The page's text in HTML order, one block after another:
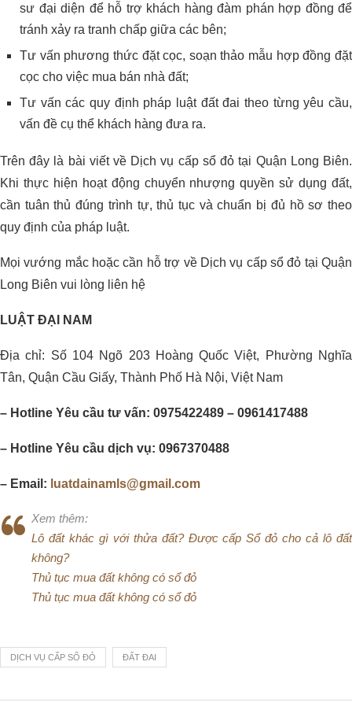
sư đại diện để hỗ trợ khách hàng đàm phán hợp đồng để
tránh xảy ra tranh chấp giữa các bên;
Tư vấn phương thức đặt cọc, soạn thảo mẫu hợp đồng đặt
cọc cho việc mua bán nhà đất;
Tư vấn các quy định pháp luật đất đai theo từng yêu cầu,
vấn đề cụ thể khách hàng đưa ra.
Trên đây là bài viết về Dịch vụ cấp sổ đỏ tại Quận Long Biên.
Khi thực hiện hoạt động chuyển nhượng quyền sử dụng đất,
cần tuân thủ đúng trình tự, thủ tục và chuẩn bị đủ hồ sơ theo
quy định của pháp luật.
Mọi vướng mắc hoặc cần hỗ trợ về Dịch vụ cấp sổ đỏ tại Quận
Long Biên vui lòng liên hệ
LUẬT ĐẠI NAM
Địa chỉ: Số 104 Ngõ 203 Hoàng Quốc Việt, Phường Nghĩa
Tân, Quận Cầu Giấy, Thành Phố Hà Nội, Việt Nam
– Hotline Yêu cầu tư vấn: 0975422489 – 0961417488
– Hotline Yêu cầu dịch vụ: 0967370488
– Email: luatdainamls@gmail.com
Xem thêm:
Lô đất khác gì với thửa đất? Được cấp Sổ đỏ cho cả lô đất
không?
Thủ tục mua đất không có sổ đỏ
Thủ tục mua đất không có sổ đỏ
DỊCH VỤ CẤP SỔ ĐỎ ĐẤT ĐAI